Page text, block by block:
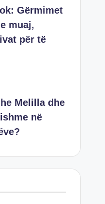
Gërmimet
muaj,
për të
Melilla dhe
në